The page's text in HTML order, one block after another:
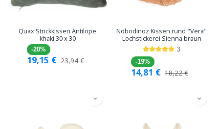
Quax Strickkissen Antilope
khaki 30 x 30
-20%
19,15 € 23,94€
Nobodinoz Kissen rund "Vera"
Lochstickerei Sienna braun
3
-19%
14,81 € 18,22€